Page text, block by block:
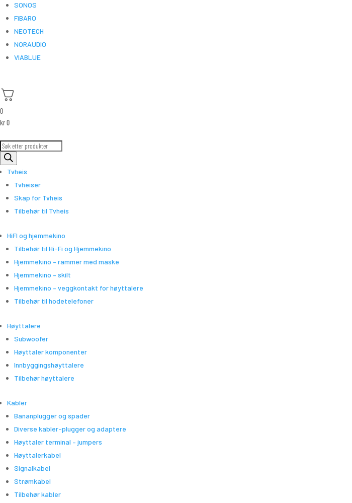
SONOS
FiBARO
NEOTECH
NORAUDIO
VIABLUE
0
kr0
Products
search
Tvheis
Tvheiser
Skap for Tvheis
Tilbehør til Tvheis
HiFI og hjemmekino
Tilbehør til Hi-Fi og Hjemmekino
Hjemmekino – rammer med maske
Hjemmekino – skilt
Hjemmekino – veggkontakt for høyttalere
Tilbehør til hodetelefoner
Høyttalere
Subwoofer
Høyttaler komponenter
Innbyggingshøyttalere
Tilbehør høyttalere
Kabler
Bananplugger og spader
Diverse kabler-plugger og adaptere
Høyttaler terminal – jumpers
Høyttalerkabel
Signalkabel
Strømkabel
Tilbehør kabler